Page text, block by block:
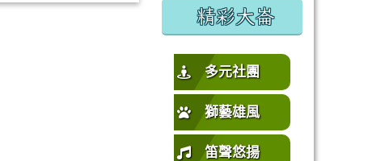
精彩大崙
多元社團
獅藝雄風
笛聲悠揚